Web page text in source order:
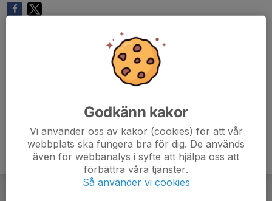
Godkänn kakor
Vi använder oss av kakor (cookies) för att vår
webbplats ska fungera bra för dig. De används
även för webbanalys i syfte att hjälpa oss att
förbättra våra tjänster.
Så använder vi cookies